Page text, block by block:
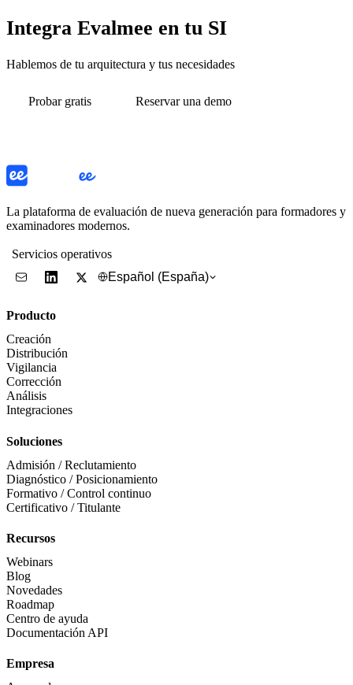
Integra Evalmee en tu SI
Hablemos de tu arquitectura y tus necesidades
Probar gratis Reservar una demo
La plataforma de evaluación de nueva generación para formadores y
examinadores modernos.
Servicios operativos
Español (España)
Producto
Creación
Distribución
Vigilancia
Corrección
Análisis
Integraciones
Soluciones
Admisión / Reclutamiento
Diagnóstico / Posicionamiento
Formativo / Control continuo
Certificativo / Titulante
Recursos
Webinars
Blog
Novedades
Roadmap
Centro de ayuda
Documentación API
Empresa